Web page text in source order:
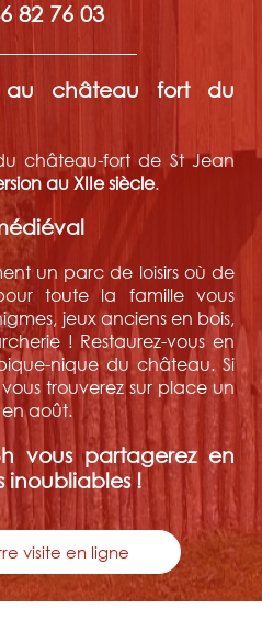
82 76 03
au château fort du
château-fort de St Jean
au XIIe siècle.
un parc de loisirs où de
toute la famille vous
jeux anciens en bois,
! Restaurez-vous en
nique du château. Si
trouverez sur place un
août.
vous partagerez en
inoubliables !
visite en ligne